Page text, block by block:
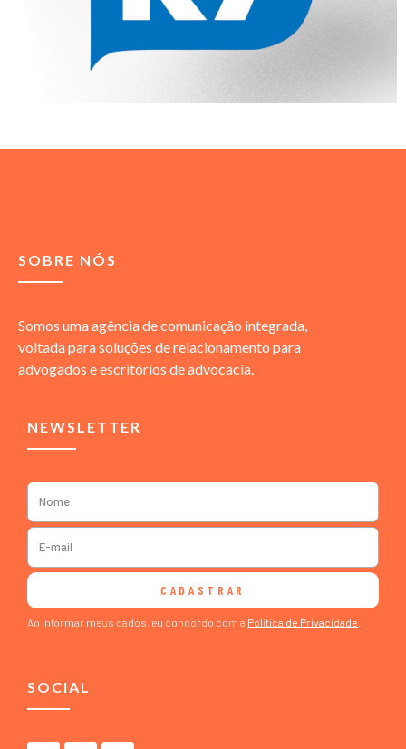
SOBRE NÓS
Somos uma agência de comunicação integrada,
voltada para soluções de relacionamento para
advogados e escritórios de advocacia.
NEWSLETTER
CADASTRAR
Ao informar meus dados, eu concordo com a Política de Privacidade
SOCIAL